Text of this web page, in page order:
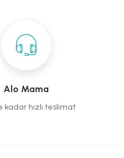
Alo Mama
kadar hızlı teslimat